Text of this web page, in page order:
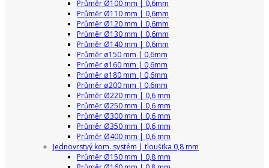
Průměr Ø100 mm | 0,6mm
Průměr Ø110 mm | 0,6mm
Průměr Ø120 mm | 0,6mm
Průměr Ø130 mm | 0,6mm
Průměr Ø140 mm | 0,6mm
Průměr ø150 mm | 0,6mm
Průměr ø160 mm | 0,6mm
Průměr ø180 mm | 0,6mm
Průměr ø200 mm | 0,6mm
Průměr Ø220 mm | 0,6 mm
Průměr Ø250 mm | 0,6 mm
Průměr Ø300 mm | 0,6 mm
Průměr Ø350 mm | 0,6 mm
Průměr Ø400 mm | 0,6 mm
Jednovrstvý kom. systém | tloušťka 0,8 mm
Průměr Ø150 mm | 0,8 mm